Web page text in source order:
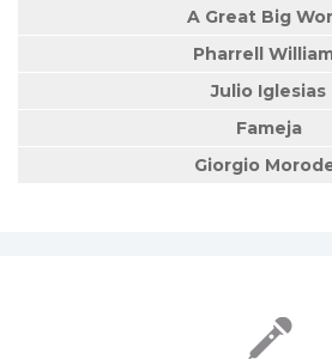
A Great Big
Pharrell
Julio Iglesias
Fameja
Giorgio